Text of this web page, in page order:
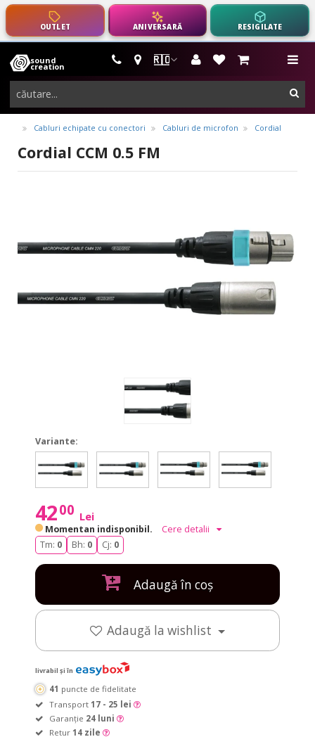
OUTLET ANIVERSARĂ RESIGILATE
🇷🇴
sound
creation
instrumente
muzicale,
echipamente
pro-
audio
Cabluri echipate cu conectori Cabluri de microfon Cordial
Cordial CCM 0.5 FM
Variante:
2.5
FM
CCM
2.5
FM
10
FM
CCM
10
FM
5
FM
CCM
5
FM
1
FM
CCM
1
FM
4200 Lei
Momentan indisponibil.
Cere detalii
Tm: 0 Bh: 0 Cj: 0
Adaugă în coș
Adaugă la wishlist
livrabil și în
41 puncte de fidelitate
Transport 17 - 25 lei
Garanție 24 luni
Retur 14 zile